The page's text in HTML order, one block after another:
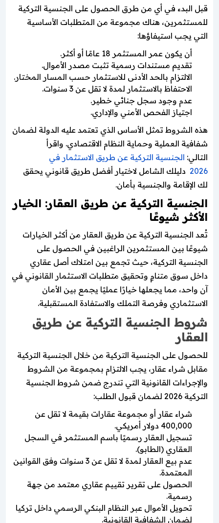
قبل البدء في أي من طرق الحصول على الجنسية التركية
للمستثمرين، هناك مجموعة من المتطلبات الأساسية
التي يجب استيفاؤها:
أن يكون عمر المستثمر 18 عامًا أو أكثر.
تقديم مستندات رسمية تثبت مصدر الأموال.
الالتزام بالحد الأدنى للاستثمار حسب المسار المختار.
الاحتفاظ بالاستثمار لمدة لا تقل عن 3 سنوات.
عدم وجود سجل جنائي خطير.
اجتياز الفحص الأمني والإداري.
هذه الشروط تمثل الأساس الذي تعتمد عليه الدولة لضمان
شفافية العملية وحماية النظام الاقتصادي. واقرأ
التالي:الجنسية التركية عن طريق الاستثمار في
2026 دليلك الشامل لاختيار أفضل طريق قانوني يحقق
لك الإقامة والجنسية بأمان.
الجنسية التركية عن طريق العقار: الخيار
الأكثر شيوعًا
تُعد الجنسية التركية عن طريق العقار من أكثر الخيارات
شيوعًا بين المستثمرين الراغبين في الحصول على
الجنسية التركية، حيث تجمع بين امتلاك أصل عقاري
داخل سوق متنامٍ وتحقيق متطلبات الاستثمار القانوني في
آن واحد، مما يجعلها خيارًا عمليًا يجمع بين الأمان
الاستثماري وفرصة التملك والاستفادة المستقبلية.
شروط الجنسية التركية عن طريق
العقار
للحصول على الجنسية التركية من خلال الجنسية التركية
مقابل شراء عقار، يجب الالتزام بمجموعة من الشروط
والإجراءات القانونية التي تندرج ضمن شروط الجنسية
التركية 2026 لضمان قبول الطلب:
شراء عقار أو مجموعة عقارات بقيمة لا تقل عن
400,000 دولار أمريكي.
تسجيل العقار رسميًا باسم المستثمر في السجل
العقاري (الطابو).
عدم بيع العقار لمدة لا تقل عن 3 سنوات وفق القوانين
المعتمدة.
الحصول على تقرير تقييم عقاري معتمد من جهة
رسمية.
تحويل الأموال عبر النظام البنكي الرسمي داخل تركيا
لضمان الشفافية القانونية.